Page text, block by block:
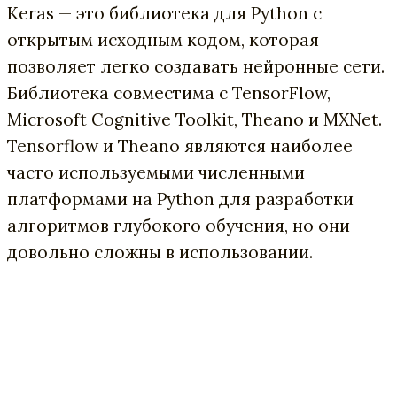
Keras — это библиотека для Python с
открытым исходным кодом, которая
позволяет легко создавать нейронные сети.
Библиотека совместима с TensorFlow,
Microsoft Cognitive Toolkit, Theano и MXNet.
Tensorflow и Theano являются наиболее
часто используемыми численными
платформами на Python для разработки
алгоритмов глубокого обучения, но они
довольно сложны в использовании.